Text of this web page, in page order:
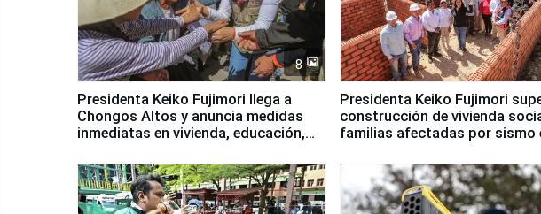
8
Presidenta Keiko Fujimori llega a
Chongos Altos y anuncia medidas
inmediatas en vivienda, educación,
Presidenta Keiko Fujimori
construcción de vivienda
familias afectadas por sismo